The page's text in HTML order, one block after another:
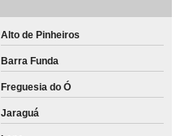
Alto de Pinheiros
Barra Funda
Freguesia do Ó
Jaraguá